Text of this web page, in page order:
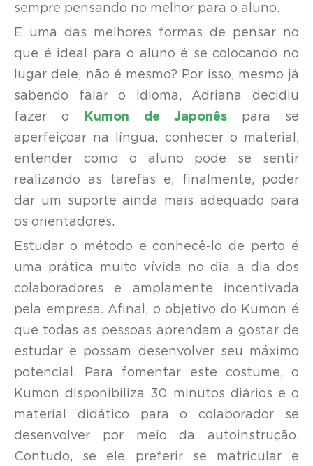
sempre pensando no melhor para o aluno.
E uma das melhores formas de pensar no
que é ideal para o aluno é se colocando no
lugar dele, não é mesmo? Por isso, mesmo já
sabendo falar o idioma, Adriana decidiu
fazer o Kumon de Japonês para se
aperfeiçoar na língua, conhecer o material,
entender como o aluno pode se sentir
realizando as tarefas e, finalmente, poder
dar um suporte ainda mais adequado para
os orientadores.
Estudar o método e conhecê-lo de perto é
uma prática muito vívida no dia a dia dos
colaboradores e amplamente incentivada
pela empresa. Afinal, o objetivo do Kumon é
que todas as pessoas aprendam a gostar de
estudar e possam desenvolver seu máximo
potencial. Para fomentar este costume, o
Kumon disponibiliza 30 minutos diários e o
material didático para o colaborador se
desenvolver por meio da autoinstrução.
Contudo, se ele preferir se matricular e